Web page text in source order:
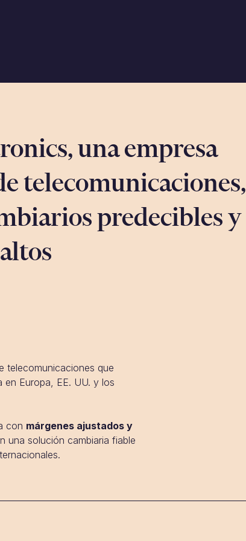
una empresa
telecomunicaciones,
predecibles y
telecomunicaciones que
Europa, EE. UU. y los
con márgenes ajustados y
una solución cambiaria fiable